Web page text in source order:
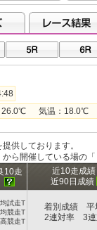
26.0℃ 気温：18.0℃
供しております。
ら開催している場の
10走
近10走成
近90日成績
試走T
競走T
競走T
着別成績 平
2連対率 3連